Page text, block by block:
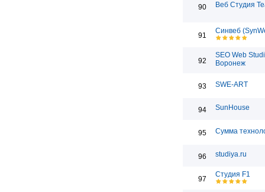
90 Веб Студия
91
Синвеб
92
SEO Web
Воронеж
93 SWE-ART
94 SunHouse
95 Сумма
96 studiya.ru
97
Студия F1